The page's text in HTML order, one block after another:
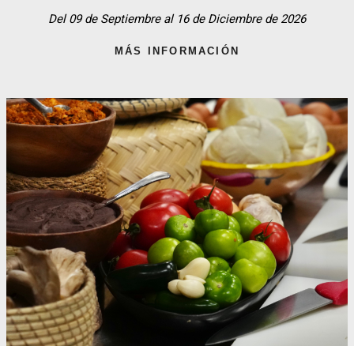
Del 09 de Septiembre al 16 de Diciembre de 2026
MÁS INFORMACIÓN